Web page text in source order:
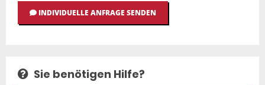
INDIVIDUELLE ANFRAGE SENDEN
Sie benötigen Hilfe?